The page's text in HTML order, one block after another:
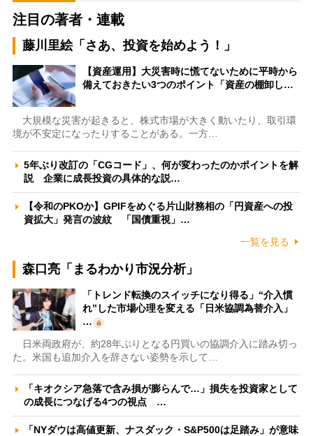
注目の著者・連載
藤川里絵「さあ、投資を始めよう！」
【資産運用】大災害時に慌てないために平時から
備えておきたい3つのポイント「資産の棚卸し…
大規模な災害が起きると、株式市場が大きく動いたり、取引環
境が不安定になったりすることがある。一方…
5年ぶり改訂の「CGコード」、何が変わったのかポイントを解
説 企業に成長投資の具体的な説…
【令和のPKOか】GPIFをめぐる片山財務相の「円資産への投
資拡大」発言の波紋 「国債重視」…
一覧を見る
森口亮「まるわかり市況分析」
「トレンド転換のスイッチになり得る」“介入慣
れ”した市場心理を変える「日米協調為替介入」
…
日米両政府が、約28年ぶりとなる円買いの協調介入に踏み切っ
た。米国も追加介入を辞さない姿勢を示して…
「キオクシア急落で含み損が膨らんで…」損失を投資家として
の成長につなげる4つの視点 …
「NYダウは高値更新、ナスダック・S&P500は足踏み」が意味